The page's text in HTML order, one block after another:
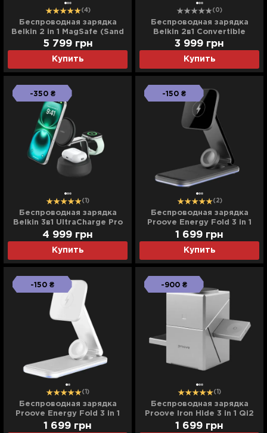
(4)
Беспроводная зарядка
Belkin 2 in 1 MagSafe (Sand
Mass)
Купить
5 799 грн
(0)
Беспроводная зарядка
Belkin 2в1 Convertible
Magnetic Charging 25Вт
Dock (Sand)
Купить
3 999 грн
-350 ₴
(1)
Беспроводная зарядка
Belkin 3в1 UltraCharge Pro
Magnetic Charging 25Вт
Dock (Charcoal)
Купить
4 999 грн
-150 ₴
(2)
Беспроводная зарядка
Proove Energy Fold 3 in 1
(Black)
Купить
1 699 грн
-150 ₴
(1)
Беспроводная зарядка
Proove Energy Fold 3 in 1
(White)
1 699 грн
-900 ₴
(1)
Беспроводная зарядка
Proove Iron Hide 3 in 1 Qi2
1 699 грн